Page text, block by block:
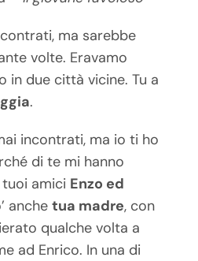
ma sarebbe
volte. Eravamo
in due città vicine. Tu a
.
incontrati, ma io ti ho
di te mi hanno
amici Enzo ed
anchetua madre, con
qualche volta a
ad Enrico. In una di